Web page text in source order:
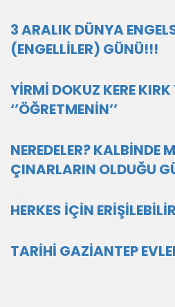
3 ARALIK DÜNYA
(ENGELLİLER) GÜNÜ!!!
YİRMİ DOKUZ KERE
‘’ÖĞRETMENİN’’
NEREDELER? KALBİNDE
ÇINARLARIN OLDUĞU
HERKES İÇİN
TARİHİ GAZİANTEP